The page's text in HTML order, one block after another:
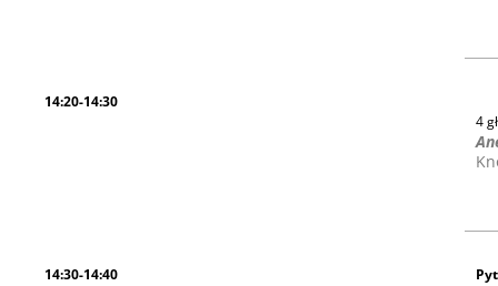
14:20-14:30
4
14:30-14:40